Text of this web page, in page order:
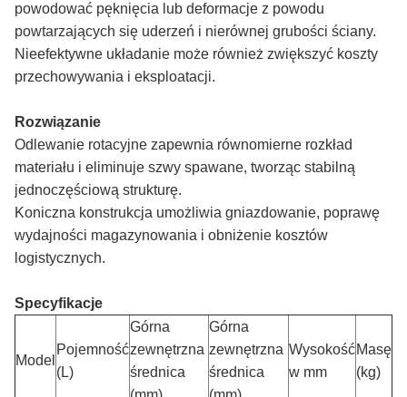
powodować pęknięcia lub deformacje z powodu
powtarzających się uderzeń i nierównej grubości ściany.
Nieefektywne układanie może również zwiększyć koszty
przechowywania i eksploatacji.
Rozwiązanie
Odlewanie rotacyjne zapewnia równomierne rozkład
materiału i eliminuje szwy spawane, tworząc stabilną
jednoczęściową strukturę.
Koniczna konstrukcja umożliwia gniazdowanie, poprawę
wydajności magazynowania i obniżenie kosztów
logistycznych.
Specyfikacje
Model
Pojemność
(L)
Górna
zewnętrzna
średnica
Górna
zewnętrzna
średnica
Wysokość
w mm
Masę
(kg)